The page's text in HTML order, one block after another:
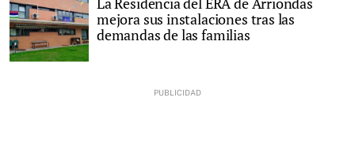
mejora sus instalaciones tras las
demandas de las familias